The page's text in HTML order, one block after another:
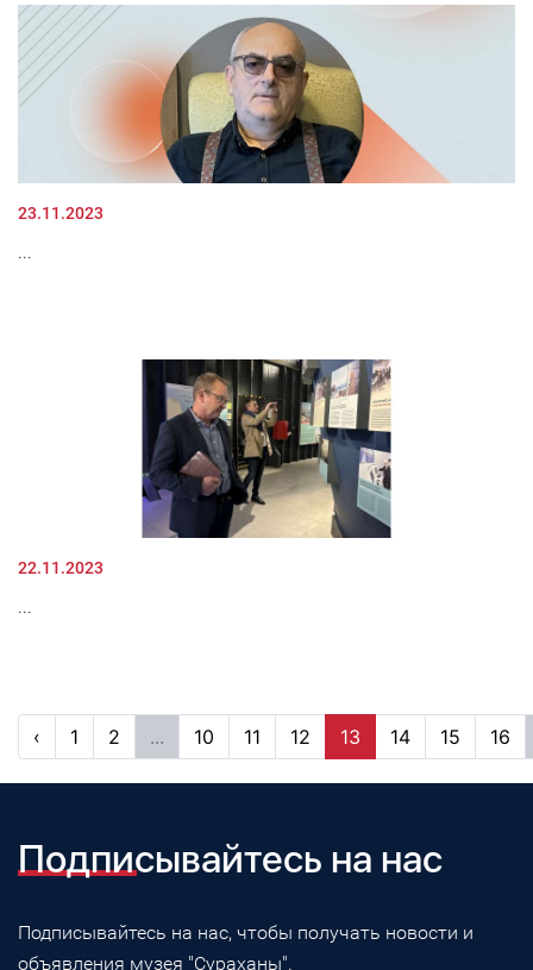
23.11.2023
...
22.11.2023
...
‹ 1 2 ... 10 11 12 13 14 15 16
Подписывайтесь на нас
Подписывайтесь на нас, чтобы получать новости и
объявления музея "Сураханы".